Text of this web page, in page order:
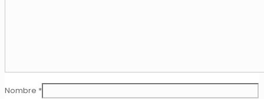
Nombre *